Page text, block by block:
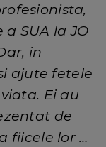
SUA la JO
in
ajute fetele
Ei au
de
fiicele lor …